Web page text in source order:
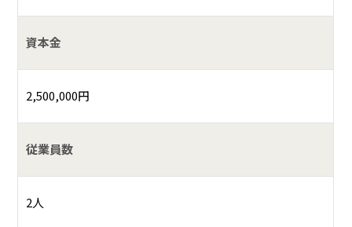
資本金
2,500,000円
従業員数
2人